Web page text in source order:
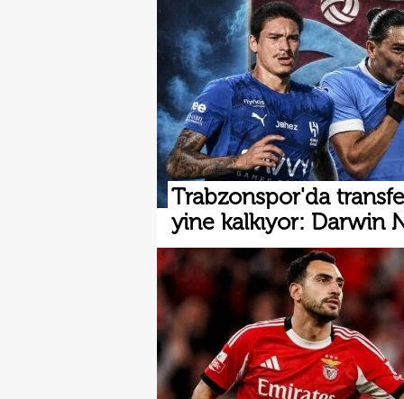
Trabzonspor'da
yine kalkıyor: Darwin